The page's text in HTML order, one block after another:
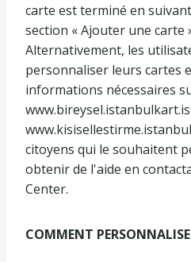
carte est terminé en
section « Ajouter une carte
Alternativement, les
personnaliser leurs cartes
informations nécessaires
citoyens qui le souhaitent
obtenir de l'aide en
Center.
COMMENT